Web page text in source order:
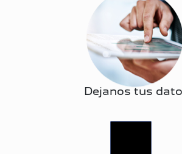
Dejanos tus